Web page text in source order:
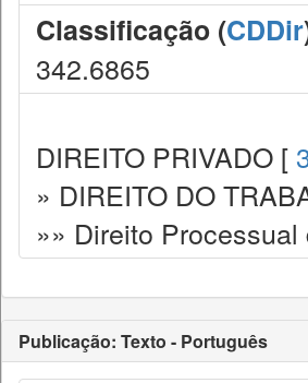
Classificação (CDDir
342.6865
DIREITO PRIVADO [
» DIREITO DO
»» Direito Processual
Publicação: Texto - Português